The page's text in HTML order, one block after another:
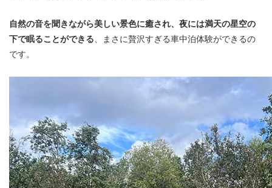
自然の音を聞きながら美しい景色に癒され、夜には満天の星空の
下で眠ることができる、まさに贅沢すぎる車中泊体験ができるの
です。